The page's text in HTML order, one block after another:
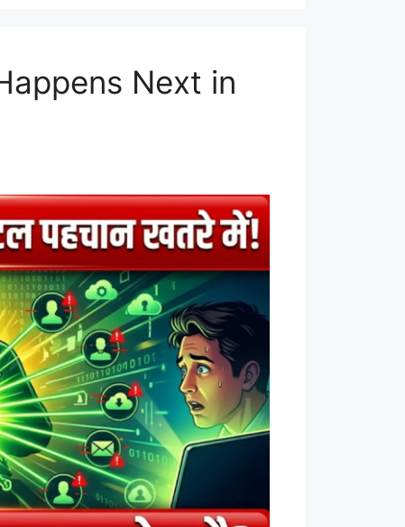
Next in